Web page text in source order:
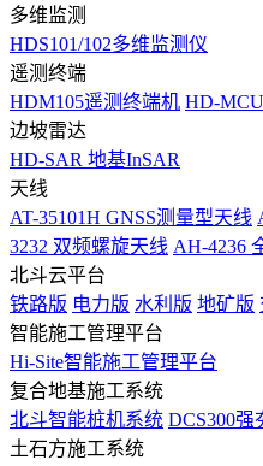
多维监测
HDS101/102多维监测仪
遥测终端
HDM105遥测终端机 HD-
边坡雷达
HD-SAR 地基InSAR
天线
AT-35101H GNSS测量型天线
3232 双频螺旋天线 AH-4236
北斗云平台
铁路版 电力版 水利版 地矿版
智能施工管理平台
Hi-Site智能施工管理平台
复合地基施工系统
北斗智能桩机系统 DCS300强
土石方施工系统